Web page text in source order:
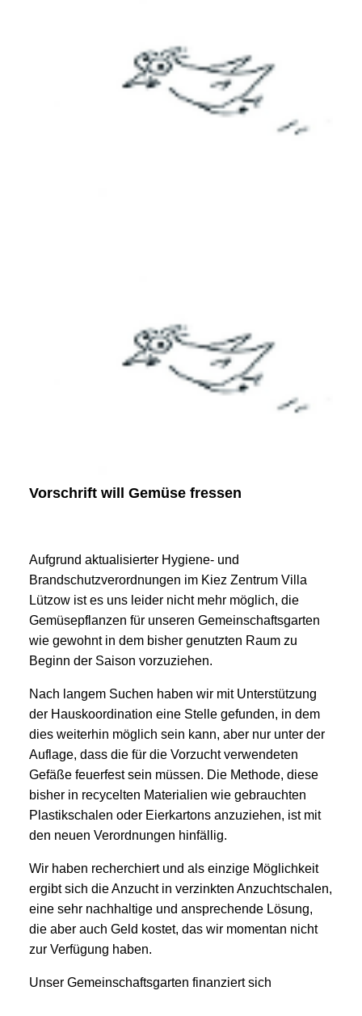
Vorschrift will Gemüse fressen
Aufgrund aktualisierter Hygiene- und
Brandschutzverordnungen im Kiez Zentrum Villa
Lützow ist es uns leider nicht mehr möglich, die
Gemüsepflanzen für unseren Gemeinschaftsgarten
wie gewohnt in dem bisher genutzten Raum zu
Beginn der Saison vorzuziehen.
Nach langem Suchen haben wir mit Unterstützung
der Hauskoordination eine Stelle gefunden, in dem
dies weiterhin möglich sein kann, aber nur unter der
Auflage, dass die für die Vorzucht verwendeten
Gefäße feuerfest sein müssen. Die Methode, diese
bisher in recycelten Materialien wie gebrauchten
Plastikschalen oder Eierkartons anzuziehen, ist mit
den neuen Verordnungen hinfällig.
Wir haben recherchiert und als einzige Möglichkeit
ergibt sich die Anzucht in verzinkten Anzuchtschalen,
eine sehr nachhaltige und ansprechende Lösung,
die aber auch Geld kostet, das wir momentan nicht
zur Verfügung haben.
Unser Gemeinschaftsgarten finanziert sich